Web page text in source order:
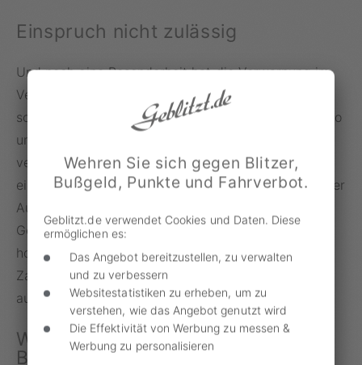
Einspruch nicht zulässig
Und noch eine Besonderheit hat die Verwarnung im
Vergleich zu einem Bußgeldverfahren, das bei
schwerwiegenden Verstößen mit mindestens 60 Euro
und einem Punkt in Flensburg sanktioniert wird: Die
verwarnte Person hat keine Möglichkeit, Einspruch
einzulegen. Der Grund dafür ist einmal mehr, dass der
Aufwand für einen Einspruch gemessen an der
Geringfügigkeit eines Verwarnungsgeldes viel zu
hoch wäre. Die einzige Möglichkeit, sich gegen die
Zahlungsaufforderung zu wehren, ist, diese einfach
auszusitzen.
Wenn auf die Verwarnung ein
Bußgeld folgt
Wehren Sie sich gegen Blitzer,
Bußgeld, Punkte und Fahrverbot.
Geblitzt.de verwendet Cookies und Daten. Diese
ermöglichen es:
Das Angebot bereitzustellen, zu verwalten
und zu verbessern
Websitestatistiken zu erheben, um zu
verstehen, wie das Angebot genutzt wird
Die Effektivität von Werbung zu messen &
Werbung zu personalisieren